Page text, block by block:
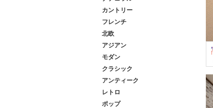
カントリー
フレンチ
北欧
アジアン
モダン
クラシック
アンティーク
レトロ
ポップ